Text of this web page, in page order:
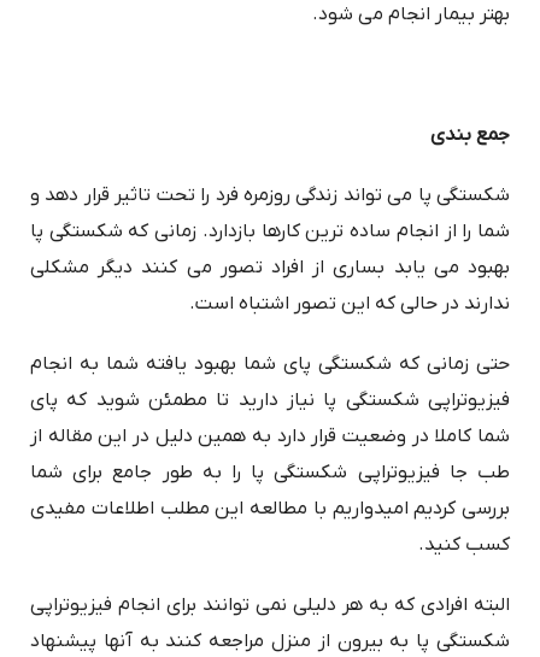
بهتر بیمار انجام می شود.
جمع بندی
شکستگی پا می تواند زندگی روزمره فرد را تحت تاثیر قرار دهد و
شما را از انجام ساده ترین کارها بازدارد. زمانی که شکستگی پا
بهبود می یابد بساری از افراد تصور می کنند دیگر مشکلی
ندارند در حالی که این تصور اشتباه است.
حتی زمانی که شکستگی پای شما بهبود یافته شما به انجام
فیزیوتراپی شکستگی پا نیاز دارید تا مطمئن شوید که پای
شما کاملا در وضعیت قرار دارد به همین دلیل در این مقاله از
طب جا فیزیوتراپی شکستگی پا را به طور جامع برای شما
بررسی کردیم امیدواریم با مطالعه این مطلب اطلاعات مفیدی
کسب کنید.
البته افرادی که به هر دلیلی نمی توانند برای انجام فیزیوتراپی
شکستگی پا به بیرون از منزل مراجعه کنند به آنها پیشنهاد